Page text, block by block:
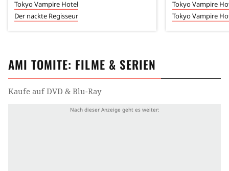
Tokyo Vampire Hotel
Der nackte Regisseur
Tokyo Vampire
Tokyo Vampire
AMI TOMITE: FILME & SERIEN
Kaufe auf DVD & Blu-Ray